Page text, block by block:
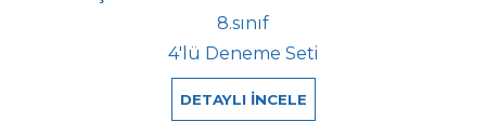
8.sınıf
4'lü Deneme Seti
DETAYLI İNCELE